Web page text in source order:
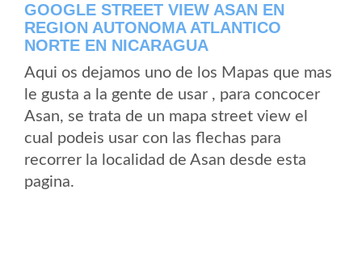
GOOGLE STREET VIEW ASAN EN
REGION AUTONOMA ATLANTICO
NORTE EN NICARAGUA
Aqui os dejamos uno de los Mapas que mas
le gusta a la gente de usar , para concocer
Asan, se trata de un mapa street view el
cual podeis usar con las flechas para
recorrer la localidad de Asan desde esta
pagina.